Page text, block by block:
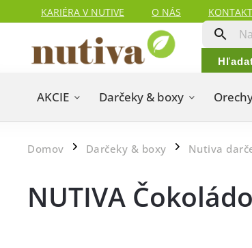
KARIÉRA V NUTIVE O NÁS
HODNOTENIA ZÁKAZNÍKOV
MAPA
AKCIE Darčeky & boxy
Domov / Darčeky & boxy / Nutiva
NUTIVA